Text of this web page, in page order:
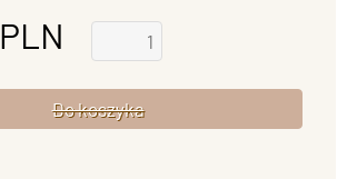
PLN